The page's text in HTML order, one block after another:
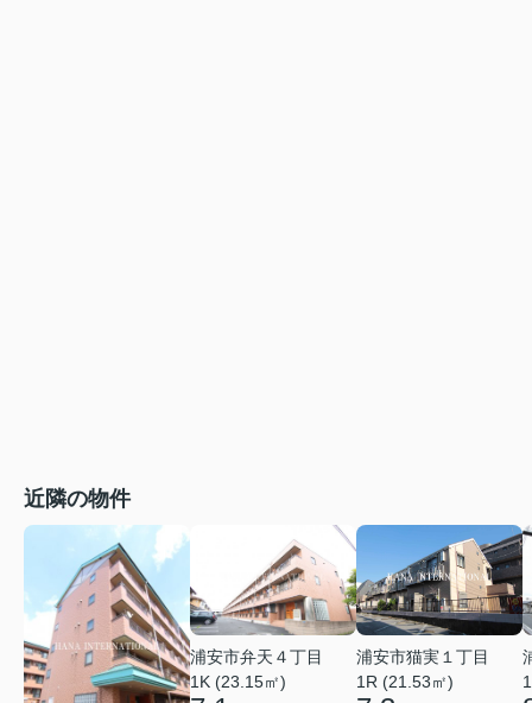
近隣の物件
浦安市弁天４丁目
1K (23.15㎡)
浦安市猫実１丁目
1R (21.53㎡)